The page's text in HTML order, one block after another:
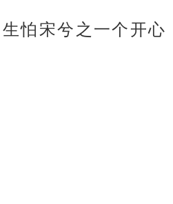
怕宋兮之一个开心